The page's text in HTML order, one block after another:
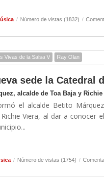
/ Número de vistas (1832) /
Vivas de la Salsa V Ray Olan
sede la Catedral
alcalde de Toa Baja y
el alcalde Betito
Viera, al dar a conocer
/ Número de vistas (1754) /